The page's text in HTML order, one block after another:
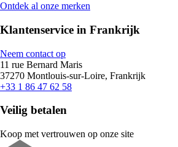
Ontdek al onze merken
Klantenservice in Frankrijk
Neem contact op
11 rue Bernard Maris
37270 Montlouis-sur-Loire, Frankrijk
+33 1 86 47 62 58
Veilig betalen
Koop met vertrouwen op onze site